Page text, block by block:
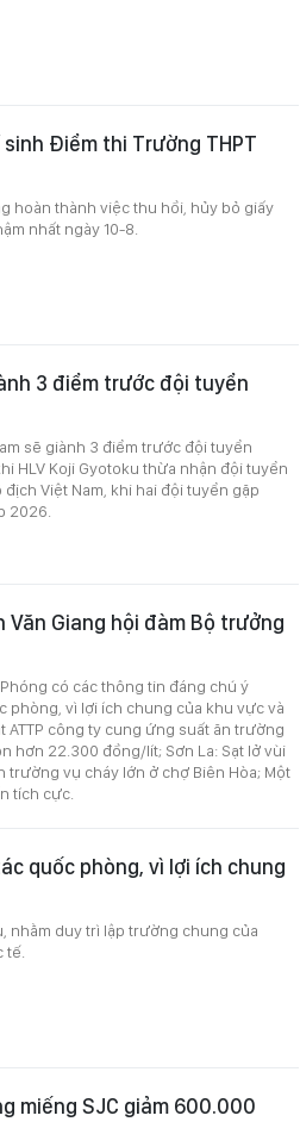
Điểm thi Trường THPT
hoàn thành việc thu hồi, hủy bỏ giấy
nhất ngày 10-8.
3 điểm trước đội tuyển
sẽ giành 3 điểm trước đội tuyển
HLV Koji Gyotoku thừa nhận đội tuyển
Việt Nam, khi hai đội tuyển gặp
2026.
Giang hội đàm Bộ trưởng
có các thông tin đáng chú ý
phòng, vì lợi ích chung của khu vực và
ATTP công ty cung ứng suất ăn trường
hơn 22.300 đồng/lít; Sơn La: Sạt lở vùi
vụ cháy lớn ở chợ Biên Hòa; Một
tích cực.
quốc phòng, vì lợi ích chung
nhằm duy trì lập trường chung của
tế.
miếng SJC giảm 600.000